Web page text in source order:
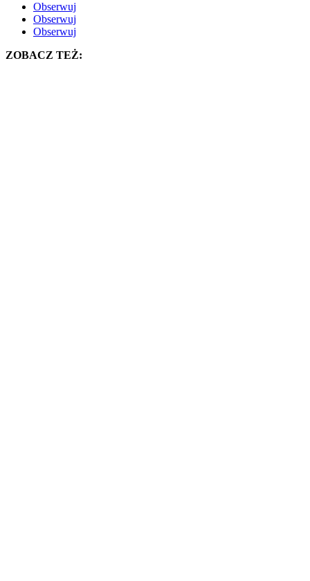
Obserwuj
Obserwuj
Obserwuj
ZOBACZ TEŻ: